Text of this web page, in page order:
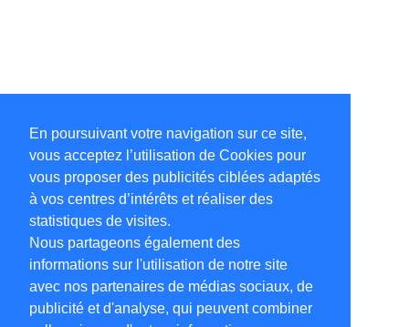
En poursuivant votre navigation sur ce site,
vous acceptez l’utilisation de Cookies pour
vous proposer des publicités ciblées adaptés
à vos centres d’intérêts et réaliser des
statistiques de visites.
Nous partageons également des
informations sur l'utilisation de notre site
avec nos partenaires de médias sociaux, de
publicité et d'analyse, qui peuvent combiner